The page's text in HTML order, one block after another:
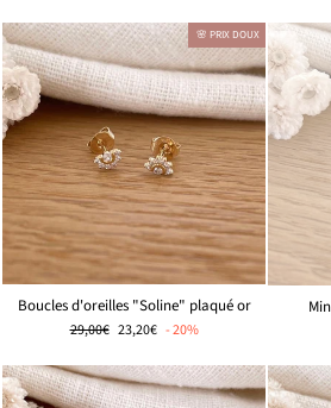
🌸 PRIX DOUX
Boucles d'oreilles "Soline" plaqué or
Prix
29,00€ 🌸
DOUX
23,20€ - 20%